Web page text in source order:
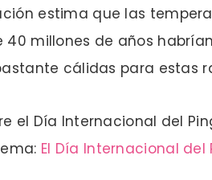
estima que las
millones de años
cálidas para estas
el Día Internacional del
El Día Internacional del